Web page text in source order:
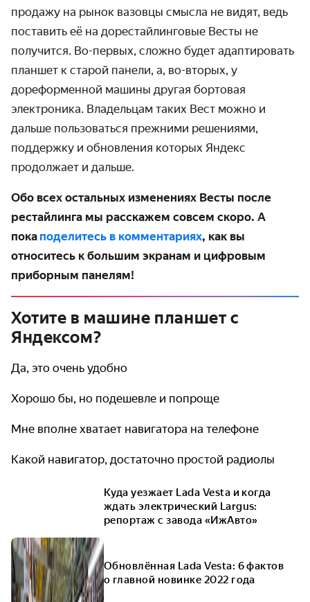
продажу на рынок вазовцы смысла не видят, ведь
поставить её на дорестайлинговые Весты не
получится. Во-первых, сложно будет адаптировать
планшет к старой панели, а, во-вторых, у
дореформенной машины другая бортовая
электроника. Владельцам таких Вест можно и
дальше пользоваться прежними решениями,
поддержку и обновления которых Яндекс
продолжает и дальше.
Обо всех остальных изменениях Весты после
рестайлинга мы расскажем совсем скоро. А
пока поделитесь в комментариях, как вы
относитесь к большим экранам и цифровым
приборным панелям!
Хотите в машине планшет с
Яндексом?
Да, это очень удобно
Хорошо бы, но подешевле и попроще
Мне вполне хватает навигатора на телефоне
Какой навигатор, достаточно простой радиолы
Куда уезжает Lada Vesta и когда
ждать электрический Largus:
репортаж с завода «ИжАвто»
Обновлённая Lada Vesta: 6 фактов
о главной новинке 2022 года